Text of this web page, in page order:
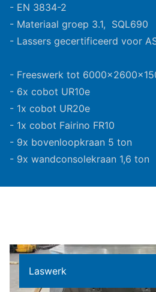
- EN 3834-2
- Materiaal groep 3.1, SQL690
- Lassers gecertificeerd voor
- Freeswerk tot
- 6x cobot UR10e
- 1x cobot UR20e
- 1x cobot Fairino FR10
- 9x bovenloopkraan 5 ton
- 9x wandconsolekraan 1,6 ton
Laswerk